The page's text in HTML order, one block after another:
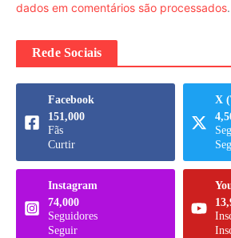
dados em comentários são processados.
Rede Sociais
Facebook
151,000
Fãs
Curtir
X
Instagram
74,000
Seguidores
Seguir